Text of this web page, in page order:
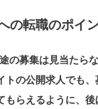
の転職のポイ
の募集は見当たら
トの公開求人でも
もらえるように、